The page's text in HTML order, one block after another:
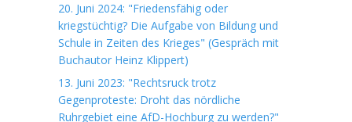
20. Juni 2024: "Friedensfähig oder
kriegstüchtig? Die Aufgabe von Bildung und
Schule in Zeiten des Krieges" (Gespräch mit
Buchautor Heinz Klippert)
13. Juni 2023: "Rechtsruck trotz
Gegenproteste: Droht das nördliche
Ruhrgebiet eine AfD-Hochburg zu werden?"